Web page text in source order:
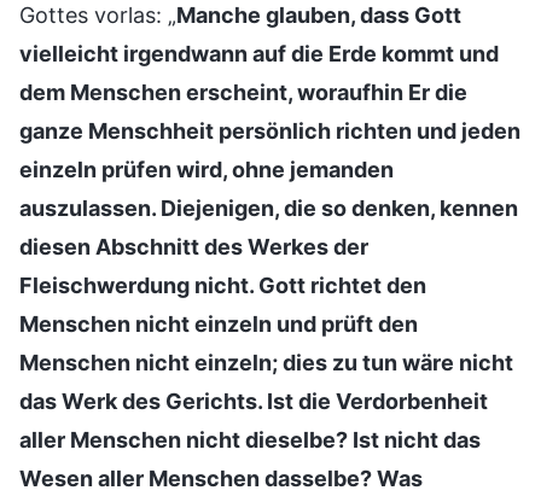
Gottes vorlas: „Manche glauben, dass Gott
vielleicht irgendwann auf die Erde kommt und
dem Menschen erscheint, woraufhin Er die
ganze Menschheit persönlich richten und jeden
einzeln prüfen wird, ohne jemanden
auszulassen. Diejenigen, die so denken, kennen
diesen Abschnitt des Werkes der
Fleischwerdung nicht. Gott richtet den
Menschen nicht einzeln und prüft den
Menschen nicht einzeln; dies zu tun wäre nicht
das Werk des Gerichts. Ist die Verdorbenheit
aller Menschen nicht dieselbe? Ist nicht das
Wesen aller Menschen dasselbe? Was